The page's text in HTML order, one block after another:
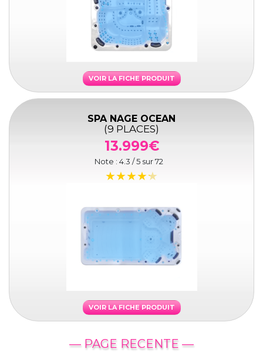
VOIR LA FICHE PRODUIT
SPA NAGE OCEAN
(9 PLACES)
13.999€
Note : 4.3 / 5 sur72
VOIR LA FICHE PRODUIT
— PAGE RECENTE —